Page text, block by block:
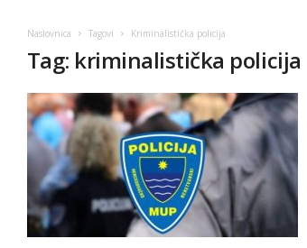
Naslovnica Tagovi Kriminalistička policija
Tag: kriminalistička policija